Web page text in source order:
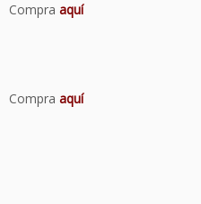
Compra aquí
Compra aquí